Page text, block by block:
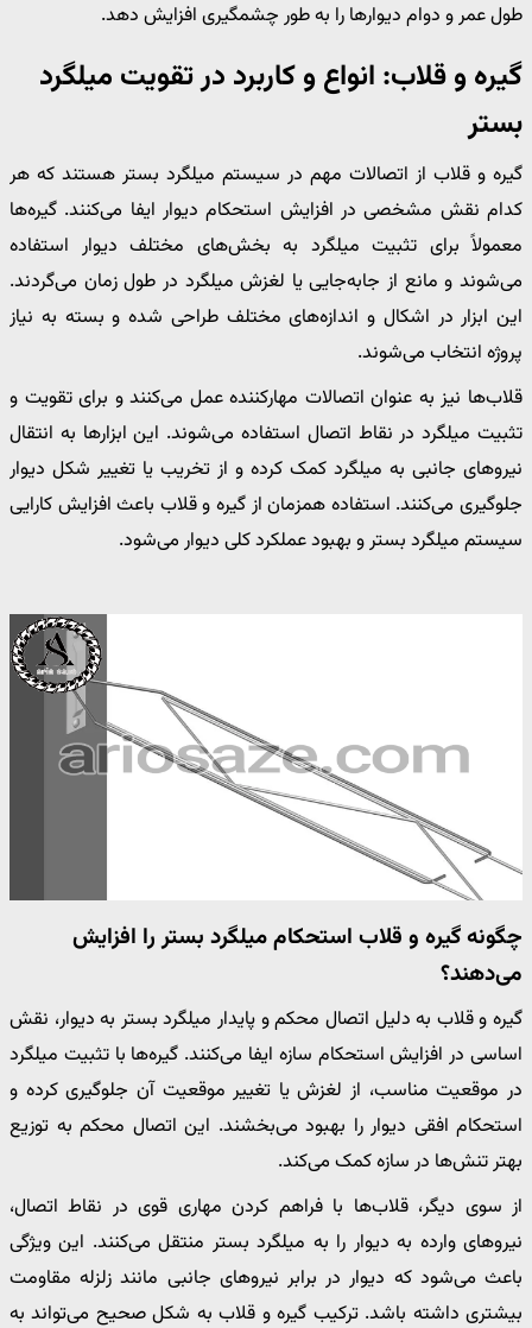
طول عمر و دوام دیوارها را به طور چشمگیری افزایش دهد.
گیره و قلاب: انواع و کاربرد در تقویت میلگرد
بستر
گیره و قلاب از اتصالات مهم در سیستم میلگرد بستر هستند که هر
کدام نقش مشخصی در افزایش استحکام دیوار ایفا می‌کنند. گیره‌ها
معمولاً برای تثبیت میلگرد به بخش‌های مختلف دیوار استفاده
می‌شوند و مانع از جابه‌جایی یا لغزش میلگرد در طول زمان می‌گردند.
این ابزار در اشکال و اندازه‌های مختلف طراحی شده و بسته به نیاز
پروژه انتخاب می‌شوند.
قلاب‌ها نیز به عنوان اتصالات مهارکننده عمل می‌کنند و برای تقویت و
تثبیت میلگرد در نقاط اتصال استفاده می‌شوند. این ابزارها به انتقال
نیروهای جانبی به میلگرد کمک کرده و از تخریب یا تغییر شکل دیوار
جلوگیری می‌کنند. استفاده همزمان از گیره و قلاب باعث افزایش کارایی
سیستم میلگرد بستر و بهبود عملکرد کلی دیوار می‌شود.
چگونه گیره و قلاب استحکام میلگرد بستر را افزایش
می‌دهند؟
گیره و قلاب به دلیل اتصال محکم و پایدار میلگرد بستر به دیوار، نقش
اساسی در افزایش استحکام سازه ایفا می‌کنند. گیره‌ها با تثبیت میلگرد
در موقعیت مناسب، از لغزش یا تغییر موقعیت آن جلوگیری کرده و
استحکام افقی دیوار را بهبود می‌بخشند. این اتصال محکم به توزیع
بهتر تنش‌ها در سازه کمک می‌کند.
از سوی دیگر، قلاب‌ها با فراهم کردن مهاری قوی در نقاط اتصال،
نیروهای وارده به دیوار را به میلگرد بستر منتقل می‌کنند. این ویژگی
باعث می‌شود که دیوار در برابر نیروهای جانبی مانند زلزله مقاومت
بیشتری داشته باشد. ترکیب گیره و قلاب به شکل صحیح می‌تواند به